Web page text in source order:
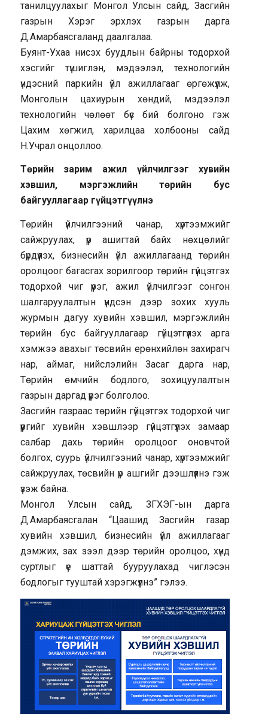
танилцуулахыг Монгол Улсын сайд, Засгийн
газрын Хэрэг эрхлэх газрын дарга
Д.Амарбаясгаланд даалгалаа.
Буянт-Ухаа нисэх буудлын байрны тодорхой
хэсгийг түшиглэн, мэдээлэл, технологийн
үндэсний паркийн үйл ажиллагааг өргөжүүлж,
Монголын цахиурын хөндий, мэдээлэл
технологийн чөлөөт бүс бий болгоно гэж
Цахим хөгжил, харилцаа холбооны сайд
Н.Учрал онцоллоо.
Төрийн зарим ажил үйлчилгээг хувийн
хэвшил, мэргэжлийн төрийн бус
байгууллагаар гүйцэтгүүлнэ
Төрийн үйлчилгээний чанар, хүртээмжийг
сайжруулах, үр ашигтай байх нөхцөлийг
бүрдүүлэх, бизнесийн үйл ажиллагаанд төрийн
оролцоог багасгах зорилгоор төрийн гүйцэтгэх
тодорхой чиг үүрэг, ажил үйлчилгээг сонгон
шалгаруулалтын үндсэн дээр зохих хууль
журмын дагуу хувийн хэвшил, мэргэжлийн
төрийн бус байгууллагаар гүйцэтгүүлэх арга
хэмжээ авахыг төсвийн ерөнхийлөн захирагч
нар, аймаг, нийслэлийн Засаг дарга нар,
Төрийн өмчийн бодлого, зохицуулалтын
газрын даргад үүрэг болголоо.
Засгийн газраас төрийн гүйцэтгэх тодорхой чиг
үүргийг хувийн хэвшлээр гүйцэтгүүлэх замаар
салбар дахь төрийн оролцоог оновчтой
болгох, суурь үйлчилгээний чанар, хүртээмжийг
сайжруулах, төсвийн үр ашгийг дээшлүүлнэ гэж
үзэж байна.
Монгол Улсын сайд, ЗГХЭГ-ын дарга
Д.Амарбаясгалан “Цаашид Засгийн газар
хувийн хэвшил, бизнесийн үйл ажиллагааг
дэмжих, зах зээл дээр төрийн оролцоо, хүнд
суртлыг үе шаттай бууруулахад чиглэсэн
бодлогыг тууштай хэрэгжүүлнэ” гэлээ.